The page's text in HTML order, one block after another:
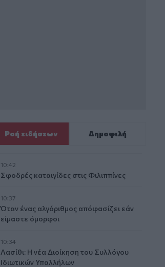
Ροή ειδήσεων Δημοφιλή
10:42
Σφοδρές καταιγίδες στις Φιλιππίνες
10:37
Όταν ένας αλγόριθμος απόφασίζει εάν
είμαστε όμορφοι
10:34
Λασίθι: Η νέα Διοίκηση του Συλλόγου
Ιδιωτικών Υπαλλήλων